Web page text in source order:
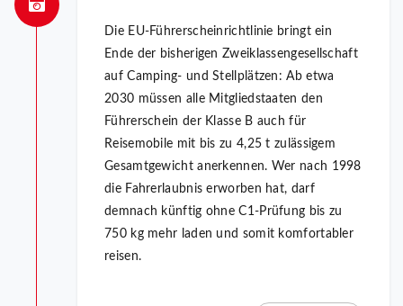
Die EU-Führerscheinrichtlinie bringt ein
Ende der bisherigen Zweiklassengesellschaft
auf Camping- und Stellplätzen: Ab etwa
2030 müssen alle Mitgliedstaaten den
Führerschein der Klasse B auch für
Reisemobile mit bis zu 4,25 t zulässigem
Gesamtgewicht anerkennen. Wer nach 1998
die Fahrerlaubnis erworben hat, darf
demnach künftig ohne C1-Prüfung bis zu
750 kg mehr laden und somit komfortabler
reisen.